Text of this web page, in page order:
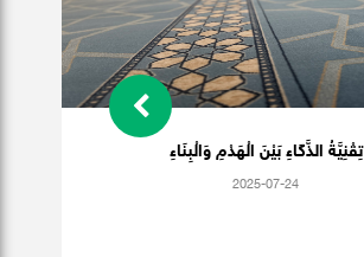
تِقْنِيَّةُ الذَّكَاءِ بَيْنَ الْهَدْمِ وَالْبِنَاءِ
2025-07-24